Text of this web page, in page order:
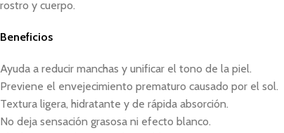
rostro y cuerpo.
Beneficios
Ayuda a reducir manchas y unificar el tono de la piel.
Previene el envejecimiento prematuro causado por el sol.
Textura ligera, hidratante y de rápida absorción.
No deja sensación grasosa ni efecto blanco.